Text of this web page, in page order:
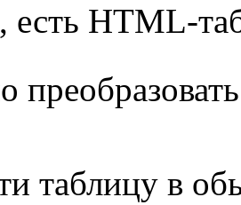
HTML-
таблицу в